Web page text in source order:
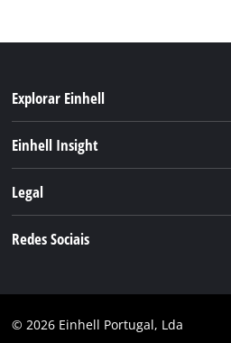
Explorar Einhell
Serviço
Einhell Insight
Carreira
Legal
Conformidade
Redes Sociais
Instagram
© 2026 Einhell Portugal, Lda